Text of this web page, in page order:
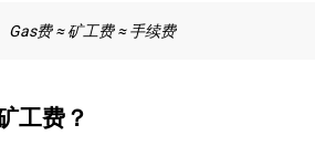
Gas费 ≈ 矿工费 ≈ 手续费
工费？